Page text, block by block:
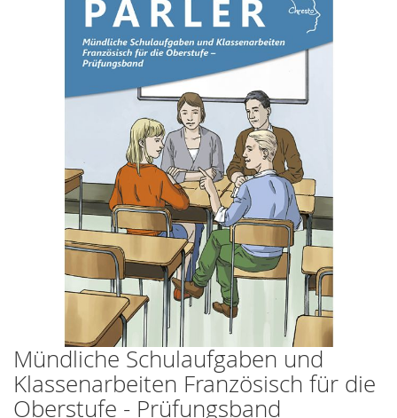
Mündliche Schulaufgaben und
Klassenarbeiten Französisch für die
Oberstufe - Prüfungsband
Bildergalerie
Zum
Anfang
der
Bildergalerie